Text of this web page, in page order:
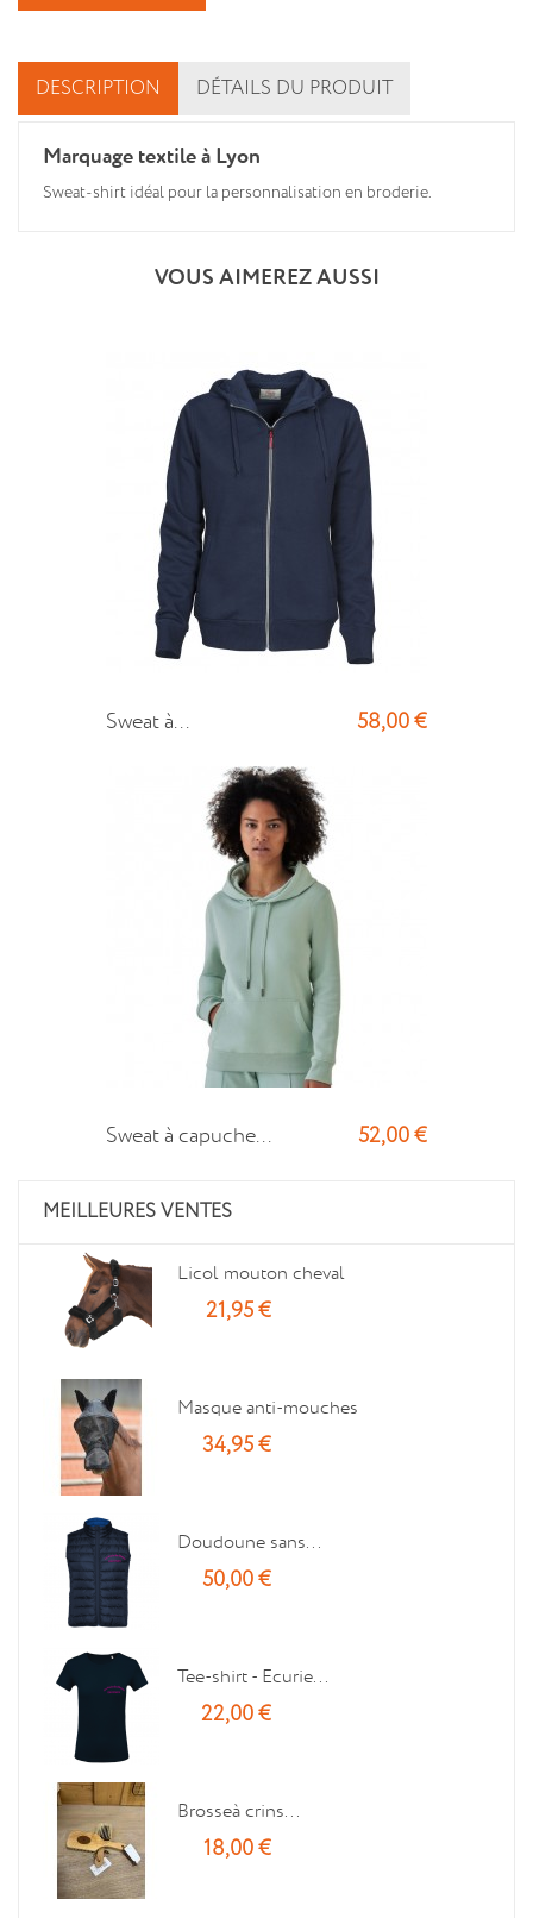
DESCRIPTION DÉTAILS DU PRODUIT
Marquage textile à Lyon
Sweat-shirt idéal pour la personnalisation en broderie.
VOUS AIMEREZ AUSSI
Sweat à... 58,00 €
Sweat à capuche... 52,00 €
MEILLEURES VENTES
Licol mouton cheval
21,95 €
Masque anti-mouches
34,95 €
Doudoune sans...
50,00 €
Tee-shirt - Ecurie...
22,00 €
Brosseà crins...
18,00 €